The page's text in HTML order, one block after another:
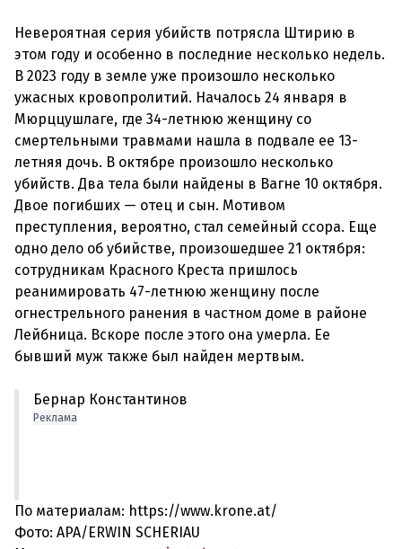
Невероятная серия убийств потрясла Штирию в
этом году и особенно в последние несколько недель.
В 2023 году в земле уже произошло несколько
ужасных кровопролитий. Началось 24 января в
Мюрццушлаге, где 34-летнюю женщину со
смертельными травмами нашла в подвале ее 13-
летняя дочь. В октябре произошло несколько
убийств. Два тела были найдены в Вагне 10 октября.
Двое погибших — отец и сын. Мотивом
преступления, вероятно, стал семейный ссора. Еще
одно дело об убийстве, произошедшее 21 октября:
сотрудникам Красного Креста пришлось
реанимировать 47-летнюю женщину после
огнестрельного ранения в частном доме в районе
Лейбница. Вскоре после этого она умерла. Ее
Бернар Константинов
Реклама
По материалам: https://www.krone.at/
Фото: APA/ERWIN SCHERIAU